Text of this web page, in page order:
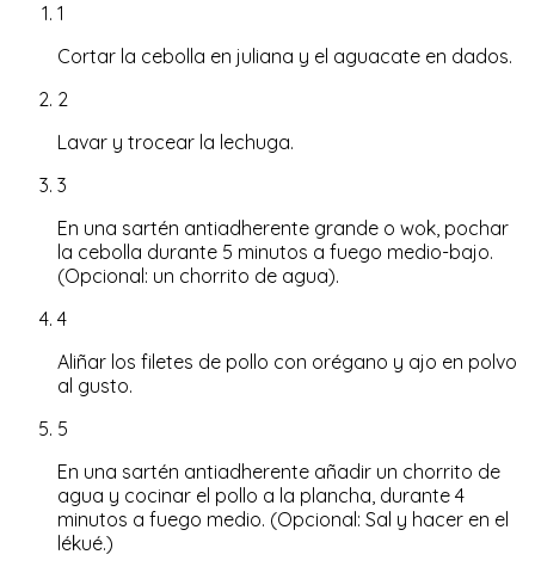
1
Cortar la cebolla en juliana y el aguacate en dados.
2
Lavar y trocear la lechuga.
3
En una sartén antiadherente grande o wok, pochar
la cebolla durante 5 minutos a fuego medio-bajo.
(Opcional: un chorrito de agua).
4
Aliñar los filetes de pollo con orégano y ajo en polvo
al gusto.
5
En una sartén antiadherente añadir un chorrito de
agua y cocinar el pollo a la plancha, durante 4
minutos a fuego medio. (Opcional: Sal y hacer en el
lékué.)